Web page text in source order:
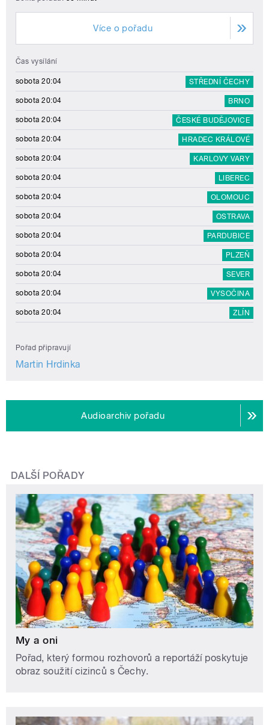
Více o pořadu
Čas vysílání
sobota 20:04 STŘEDNÍ ČECHY
sobota 20:04 BRNO
sobota 20:04 ČESKÉ BUDĚJOVICE
sobota 20:04 HRADEC KRÁLOVÉ
sobota 20:04 KARLOVY VARY
sobota 20:04 LIBEREC
sobota 20:04 OLOMOUC
sobota 20:04 OSTRAVA
sobota 20:04 PARDUBICE
sobota 20:04 PLZEŇ
sobota 20:04 SEVER
sobota 20:04 VYSOČINA
sobota 20:04 ZLÍN
Pořad připravují
Martin Hrdinka
Audioarchiv pořadu
DALŠÍ POŘADY
My a oni
Pořad, který formou rozhovorů a reportáží poskytuje
obraz soužití cizinců s Čechy.